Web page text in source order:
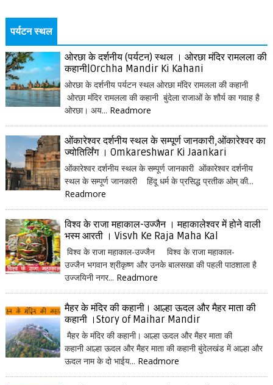
पर्यटन स्थल
ओरछा के दर्शनीय (पर्यटन) स्थल । ओरछा मंदिर रामलला की
कहानी|Orchha Mandir Ki Kahani
ओरछा के दर्शनीय पर्यटन स्थल ओरछा मंदिर रामलला की कहानी
ओरछा मंदिर रामलला की कहानी बुंदेला राजाओं के शौर्य का गवाह है
ओरछा। अय... Readmore
ओंकारेश्वर दर्शनीय स्थल के सम्पूर्ण जानकारी,ओंकारेश्वर का
ज्योतिर्लिंग । Omkareshwar Ki Jaankari
ओंकारेश्वर दर्शनीय स्थल के सम्पूर्ण जानकारी ओंकारेश्वर दर्शनीय
स्थल के सम्पूर्ण जानकारी हिंदू धर्म के प्रसिद्ध प्रतीक ओम् की...
Readmore
विश्व के राजा महाकाल-उज्जैन । महाकालेश्वर में होने वाली
भस्म आरती । Visvh Ke Raja Maha Kal
विश्व के राजा महाकाल-उज्जैन विश्व के राजा महाकाल-
उज्जैन भगवान श्रीकृष्ण और उनके बालसखा की पहली पाठशाला है
उज्जयिनी नगर... Readmore
मैहर के मंदिर की कहानी। आल्हा ऊदल और मैहर माता की
कहानी ।Story of Maihar Mandir
मैहर के मंदिर की कहानी। आल्हा ऊदल और मैहर माता की
कहानी आल्हा ऊदल और मैहर माता की कहानी बुंदेलखंड में आल्हा और
ऊदल नाम के दो भाईय... Readmore